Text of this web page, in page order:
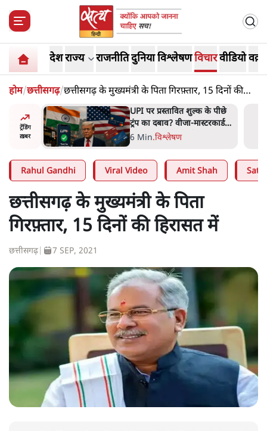
देशराज्य राजनीतिदुनियाविश्लेषणविचारवीडियो
होम/छत्तीसगढ़/छत्तीसगढ़ के मुख्यमंत्री के पिता गिरफ़्तार, 15 दिनों की
हिरासत में
ट्रेंडिंग
ख़बर
पर प्रस्तावित शुल्क के पीछे
का दबाव? वीजा-मास्टरकार्ड
फायदा पहुँचाने की चर्चा
.विश्लेषण
'E20- दाल में काला
ही काली; वाहनों को
Rahul Gandhi Viral Video Amit Shah
छत्तीसगढ़ के मुख्यमंत्री के पिता
गिरफ़्तार, 15 दिनों की हिरासत में
छत्तीसगढ़ 7 SEP, 2021